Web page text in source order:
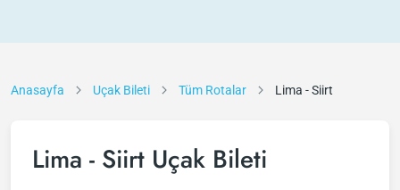
Anasayfa Uçak Bileti Tüm Rotalar Lima - Siirt
Lima - Siirt Uçak Bileti